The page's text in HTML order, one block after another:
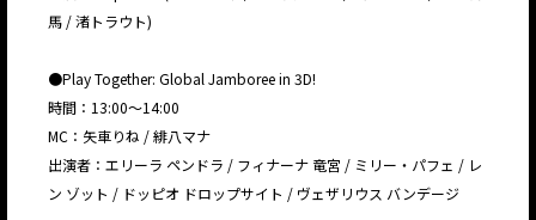
馬 / 渚トラウト)
●Play Together: Global Jamboree in 3D!
時間：13:00〜14:00
MC：矢車りね / 緋八マナ
出演者：エリーラ ペンドラ / フィナーナ 竜宮 / ミリー・パフェ / レ
ン ゾット / ドッピオ ドロップサイト / ヴェザリウス バンデージ